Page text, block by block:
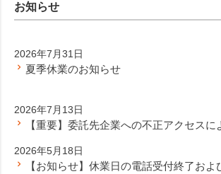
お知らせ
2026年7月31日
夏季休業のお知らせ
2026年7月13日
【重要】委託先企業への不正アクセスに
2026年5月18日
【お知らせ】休業日の電話受付終了お